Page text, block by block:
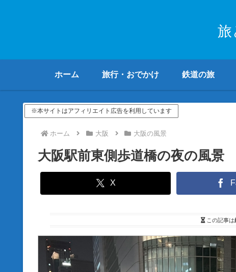
旅
ホーム 旅行・おでかけ 鉄道の旅
※本サイトはアフィリエイト広告を利用しています
ホーム 大阪 大阪の風景
大阪駅前東側歩道橋の夜の風景
X
この記事は